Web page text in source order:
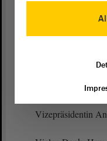
ist d a s Problem
Vizepräsidentin